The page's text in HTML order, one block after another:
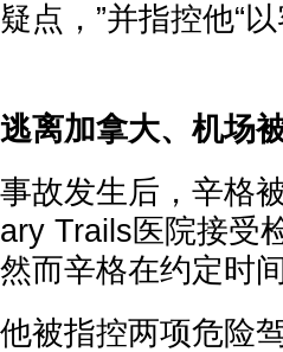
疑点，”并指控他“
逃离加拿大、机场
事故发生后，辛格
ary Trails医院接受
然而辛格在约定时间
他被指控两项危险